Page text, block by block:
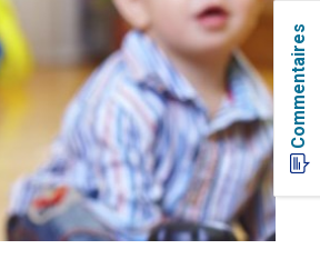
Commentaires